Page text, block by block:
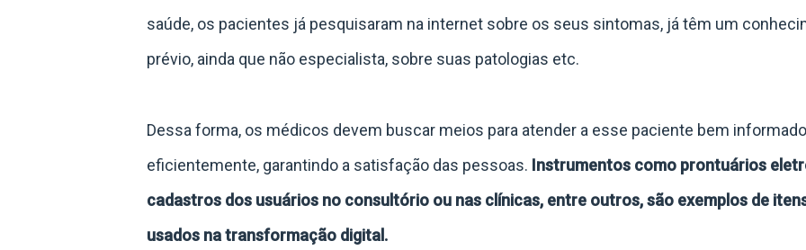
saúde, os pacientes já pesquisaram na internet sobre os seus sintomas, já têm um
prévio, ainda que não especialista, sobre suas patologias etc.
Dessa forma, os médicos devem buscar meios para atender a esse paciente bem informado
eficientemente, garantindo a satisfação das pessoas. Instrumentos como prontuários
cadastros dos usuários no consultório ou nas clínicas, entre outros, são exemplos de
usados na transformação digital.